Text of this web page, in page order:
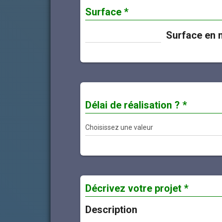
Surface *
Surface en
Délai de réalisation ? *
Décrivez votre projet *
Description